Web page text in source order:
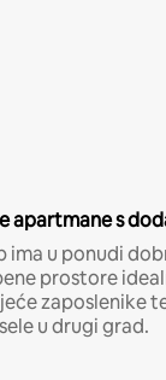
apartmane s
ima u ponudi
prostore
zaposlenike
u drugi grad.